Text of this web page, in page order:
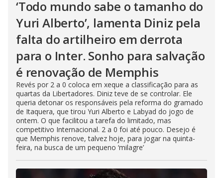
‘Todo mundo sabe o tamanho do
Yuri Alberto’, lamenta Diniz pela
falta do artilheiro em derrota
para o Inter. Sonho para salvação
é renovação de Memphis
Revés por 2 a 0 coloca em xeque a classificação para as
quartas da Libertadores. Diniz teve de se controlar. Ele
queria detonar os responsáveis pela reforma do gramado
de Itaquera, que tirou Yuri Alberto e Labyad do jogo de
ontem. O que facilitou a tarefa do limitado, mas
competitivo Internacional. 2 a 0 foi até pouco. Desejo é
que Memphis renove, talvez hoje, para jogar na quinta-
feira, na busca de um pequeno ‘milagre’